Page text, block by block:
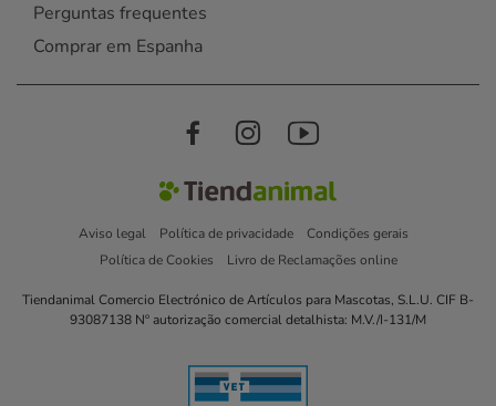
Perguntas frequentes
Comprar em Espanha
Aviso legal Política de privacidade
Condições gerais
Política de Cookies
Livro de Reclamações online
Tiendanimal Comercio Electrónico de Artículos para Mascotas, S.L.U. CIF B-
93087138 Nº autorização comercial detalhista: M.V./I-131/M